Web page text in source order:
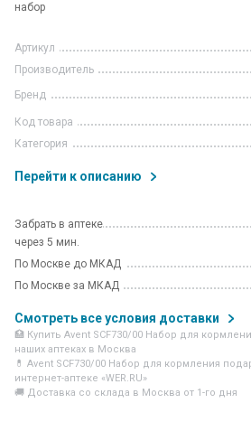
набор
Артикул
Производитель
Бренд
Код товара
Категория
Перейти к описанию
Забрать в аптеке
через 5 мин.
По Москве до МКАД
По Москве за МКАД
Смотреть все условия доставки
🏥 Купить Avent SCF730/00 Набор для
наших аптеках в Москва
💊 Avent SCF730/00 Набор для кормления
интернет-аптеке «WER.RU»
🚚 Доставка со склада в Москва от 1-го дня